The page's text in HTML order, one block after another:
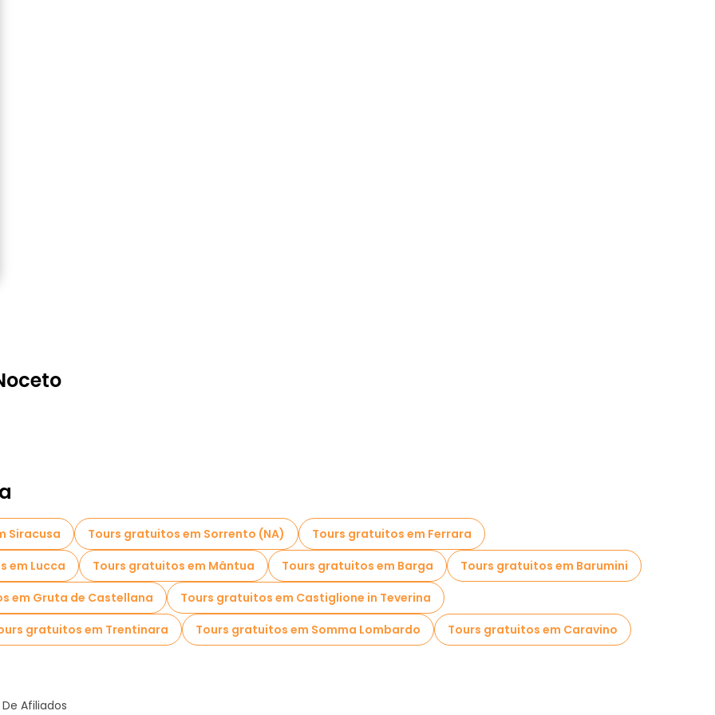
Siracusa Tours gratuitos em Sorrento (NA)
Tours gratuitos em Ferrara
em Lucca
Tours gratuitos em Mântua Tours gratuitos em Barga
Tours gratuitos em Barumini
em Gruta de Castellana
Tours gratuitos em Castiglione in Teverina
gratuitos em Trentinara
Tours gratuitos em Somma Lombardo Tours gratuitos em Caravino
Afiliados